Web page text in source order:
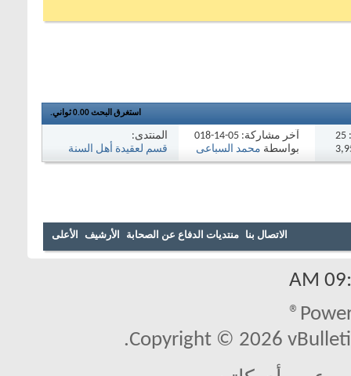
2018
10:23 AM
محمد السباعى
المنتدى:
قسم لعقيدة أهل السنة
والجماعة
منتديات الدفاع عن الصحابة الأرشيف الأعلى
Copyright ©